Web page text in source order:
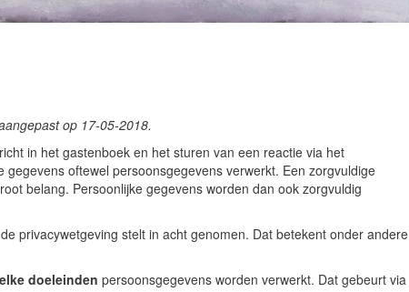
op 17-05-2018.
in het gastenboek en het sturen van een reactie via het
oftewel persoonsgegevens verwerkt. Een zorgvuldige
belang. Persoonlijke gegevens worden dan ook zorgvuldig
privacywetgeving stelt in acht genomen. Dat betekent onder andere
doeleinden persoonsgegevens worden verwerkt. Dat gebeurt via